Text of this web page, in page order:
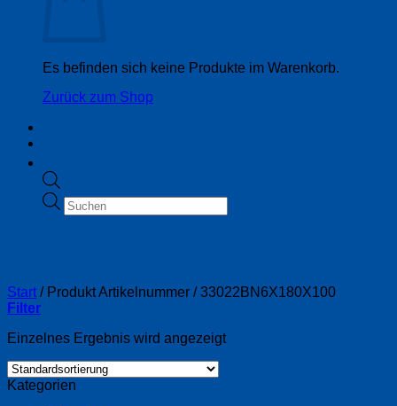
Es befinden sich keine Produkte im Warenkorb.
Zurück zum Shop
Products
search
Start /Produkt Artikelnummer /33022BN6X180X100
Filter
Einzelnes Ergebnis wird angezeigt
Kategorien